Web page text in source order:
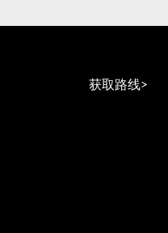
获取路线